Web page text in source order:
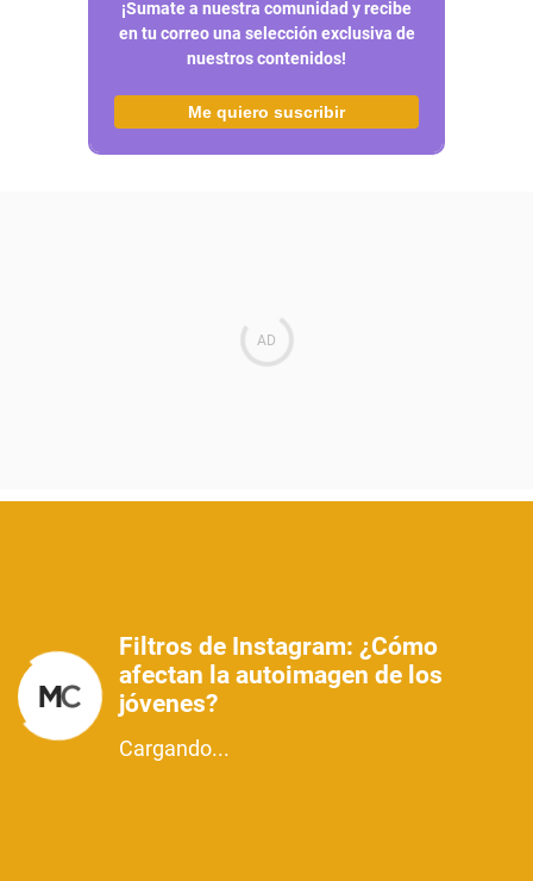
¡Sumate a nuestra comunidad y recibe
en tu correo una selección exclusiva de
nuestros contenidos!
Me quiero suscribir
Filtros de Instagram: ¿Cómo
afectan la autoimagen de los
jóvenes?
Cargando...